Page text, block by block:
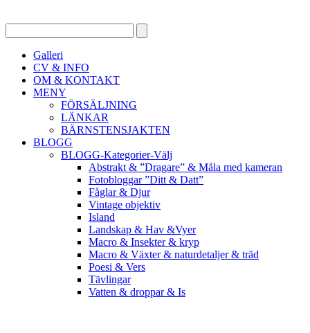
Galleri
CV & INFO
OM & KONTAKT
MENY
FÖRSÄLJNING
LÄNKAR
BÄRNSTENSJAKTEN
BLOGG
BLOGG-Kategorier-Välj
Abstrakt & ”Dragare” & Måla med kameran
Fotobloggar ”Ditt & Datt”
Fåglar & Djur
Vintage objektiv
Island
Landskap & Hav &Vyer
Macro & Insekter & kryp
Macro & Växter & naturdetaljer & träd
Poesi & Vers
Tävlingar
Vatten & droppar & Is